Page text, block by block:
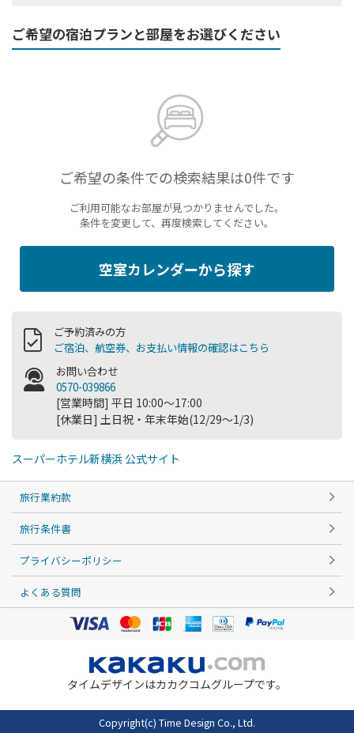
ご希望の宿泊プランと部屋をお選びください
ご希望の条件での検索結果は0件です
ご利用可能なお部屋が見つかりませんでした。
条件を変更して、再度検索してください。
空室カレンダーから探す
ご予約済みの方
ご宿泊、航空券、お支払い情報の確認はこちら
お問い合わせ
0570-039866
[営業時間] 平日 10:00～17:00
[休業日] 土日祝・年末年始(12/29～1/3)
スーパーホテル新横浜 公式サイト
旅行業約款
旅行条件書
プライバシーポリシー
よくある質問
タイムデザインはカカクコムグループです。
Copyright(c) Time Design Co., Ltd.